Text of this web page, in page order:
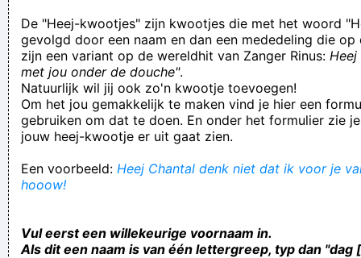
De "Heej-kwootjes" zijn kwootjes die met het woord
gevolgd door een naam en dan een mededeling die op
zijn een variant op de wereldhit van Zanger Rinus:
met jou onder de douche".
Natuurlijk wil jij ook zo'n kwootje toevoegen!
Om het jou gemakkelijk te maken vind je hier een
gebruiken om dat te doen. En onder het formulier zie
jouw heej-kwootje er uit gaat zien.
Een voorbeeld: Heej Chantal denk niet dat ik voor je
hooow!
Vul eerst een willekeurige voornaam in.
Als dit een naam is van één lettergreep, typ dan "dag